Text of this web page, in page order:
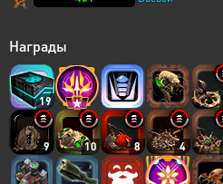
Награды
19
9 10 8 4